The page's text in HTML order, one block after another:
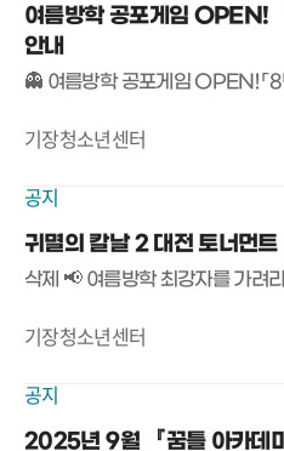
여름방학 공포게임 OPEN!
안내
기장청소년센터
공지
귀멸의 칼날 2 대전 토너먼트
기장청소년센터
공지
2025년 9월 『꿈틀 아카데